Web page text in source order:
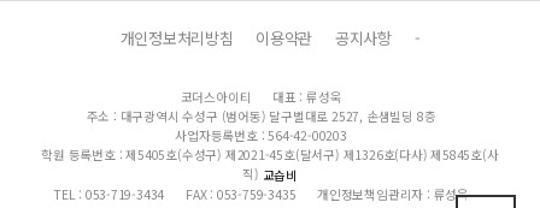
개인정보처리방침 이용약관 공지사항 -
코더스아이티
대표 : 류성욱
주소 : 대구광역시 수성구 (범어동) 달구벌대로 2527, 손샘빌딩 8층
사업자등록번호 : 564-42-00203
학원 등록번호 : 제5405호(수성구) 제2021-45호(달서구) 제1326호(다사) 제5845호(사
직) 교습비
TEL : 053-719-3434
FAX : 053-759-3435
개인정보책임관리자 : 류성욱